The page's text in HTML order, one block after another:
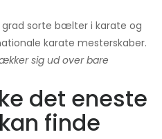
grad sorte bælter i karate og
karate mesterskaber.
sig ud over bare
det eneste
finde